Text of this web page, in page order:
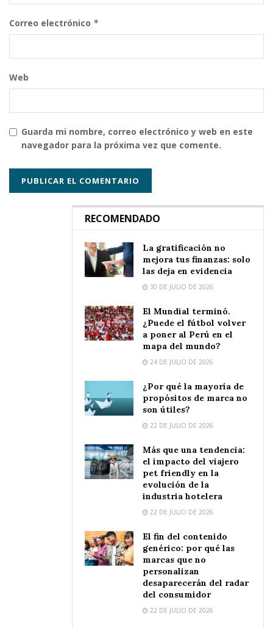
Correo electrónico *
Web
Guarda mi nombre, correo electrónico y web en este
navegador para la próxima vez que comente.
RECOMENDADO
La gratificación no
mejora tus finanzas: solo
las deja en evidencia
30 DE JULIO DE 2026
El Mundial terminó.
¿Puede el fútbol volver
a poner al Perú en el
mapa del mundo?
24 DE JULIO DE 2026
¿Por qué la mayoría de
propósitos de marca no
son útiles?
22 DE JULIO DE 2026
Más que una tendencia:
el impacto del viajero
pet friendly en la
evolución de la
industria hotelera
22 DE JULIO DE 2026
El fin del contenido
genérico: por qué las
marcas que no
personalizan
desaparecerán del radar
del consumidor
22 DE JULIO DE 2026